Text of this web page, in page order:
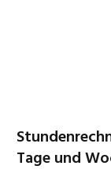
Tage und